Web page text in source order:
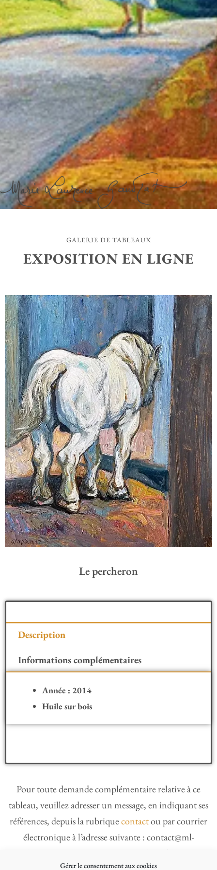
Gérer le consentement aux cookies
GALERIE DE TABLEAUX
EXPOSITION EN LIGNE
Le percheron
Description
Informations complémentaires
Année : 2014
Huile sur bois
Pour toute demande complémentaire relative à ce
tableau, veuillez adresser un message, en indiquant ses
références, depuis la rubriquecontactou par courrier
électronique à l’adresse suivante : contact@ml-